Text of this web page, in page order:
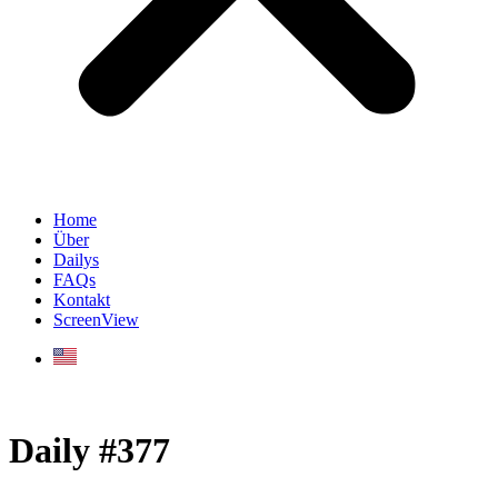
Home
Über
Dailys
FAQs
Kontakt
ScreenView
Daily #377